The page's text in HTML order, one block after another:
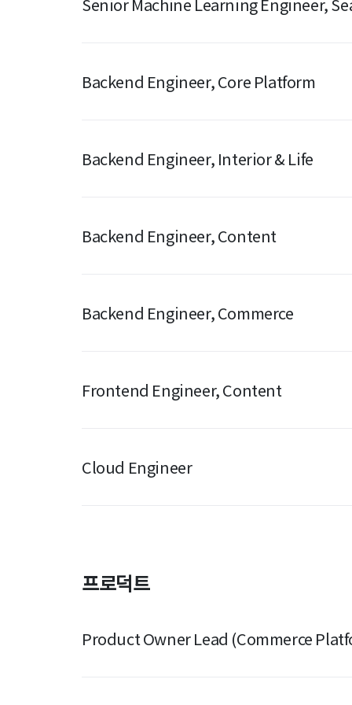
Backend Engineer, Core Platform
Backend Engineer, Interior & Life
Backend Engineer, Content
Backend Engineer, Commerce
Frontend Engineer, Content
Cloud Engineer
프로덕트
Product Owner Lead (Commerce